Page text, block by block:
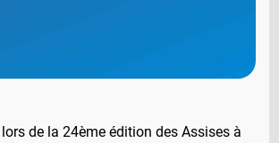
de la 24ème édition des Assises à